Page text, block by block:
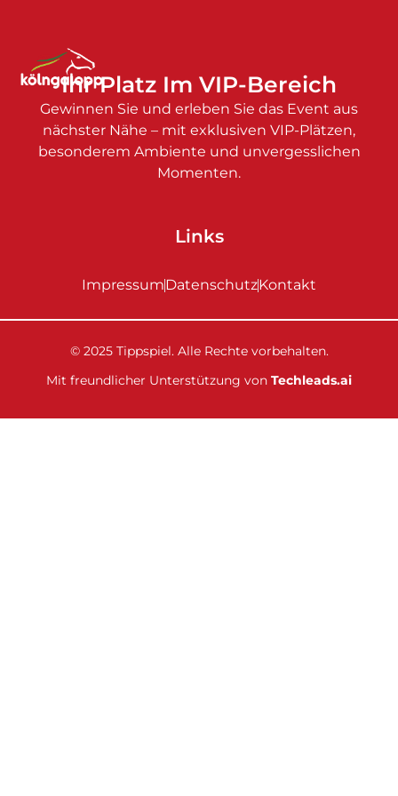
Ihr Platz Im VIP-Bereich
Gewinnen Sie und erleben Sie das Event aus
nächster Nähe – mit exklusiven VIP-Plätzen,
besonderem Ambiente und unvergesslichen
Momenten.
Links
ImpressumDatenschutzKontakt
© 2025 Tippspiel. Alle Rechte vorbehalten.
Mit freundlicher Unterstützung von Techleads.ai